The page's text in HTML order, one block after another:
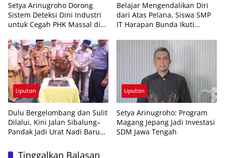
Setya Arinugroho Dorong
Sistem Deteksi Dini Industri
untuk Cegah PHK Massal di
Belajar Mengendalikan Diri
dari Atas Pelana, Siswa SMP
IT Harapan Bunda Ikuti
Liputan
Dulu Bergelombang dan Sulit
Dilalui, Kini Jalan Sibalung–
Pandak Jadi Urat Nadi Baru
Liputan
Setya Arinugroho: Program
Magang Jepang Jadi Investasi
SDM Jawa Tengah
Tinggalkan Balasan